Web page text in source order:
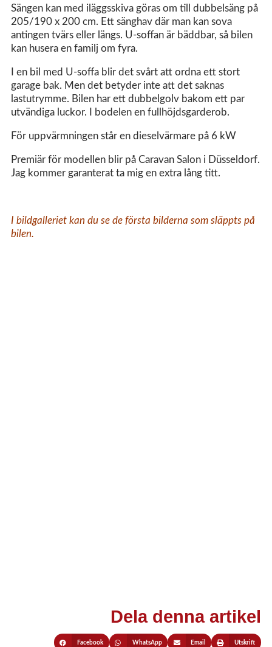
Sängen kan med iläggsskiva göras om till dubbelsäng på
205/190 x 200 cm. Ett sänghav där man kan sova
antingen tvärs eller längs. U-soffan är bäddbar, så bilen
kan husera en familj om fyra.
I en bil med U-soffa blir det svårt att ordna ett stort
garage bak. Men det betyder inte att det saknas
lastutrymme. Bilen har ett dubbelgolv bakom ett par
utvändiga luckor. I bodelen en fullhöjdsgarderob.
För uppvärmningen står en dieselvärmare på 6 kW
Premiär för modellen blir på Caravan Salon i Düsseldorf.
Jag kommer garanterat ta mig en extra lång titt.
I bildgalleriet kan du se de första bilderna som släppts på
bilen.
Dela denna artikel
Facebook WhatsApp Email Utskrift